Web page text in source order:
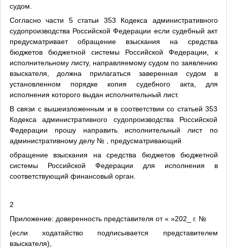
судом.
Согласно части 5 статьи 353 Кодекса административного
судопроизводства Российской Федерации если судебный акт
предусматривает обращение взыскания на средства
бюджетов бюджетной системы Российской Федерации, к
исполнительному листу, направляемому судом по заявлению
взыскателя, должна прилагаться заверенная судом в
установленном порядке копия судебного акта, для
исполнения которого выдан исполнительный лист.
В связи с вышеизложенным и в соответствии со статьей 353
Кодекса административного судопроизводства Российской
Федерации прошу направить исполнительный лист по
административному делу № , предусматривающий
обращение взыскания на средства бюджетов бюджетной
системы Российской Федерации для исполнения в
соответствующий финансовый орган.
2
Приложение: доверенность представителя от « »202_ г. №
(если ходатайство подписывается представителем
взыскателя),